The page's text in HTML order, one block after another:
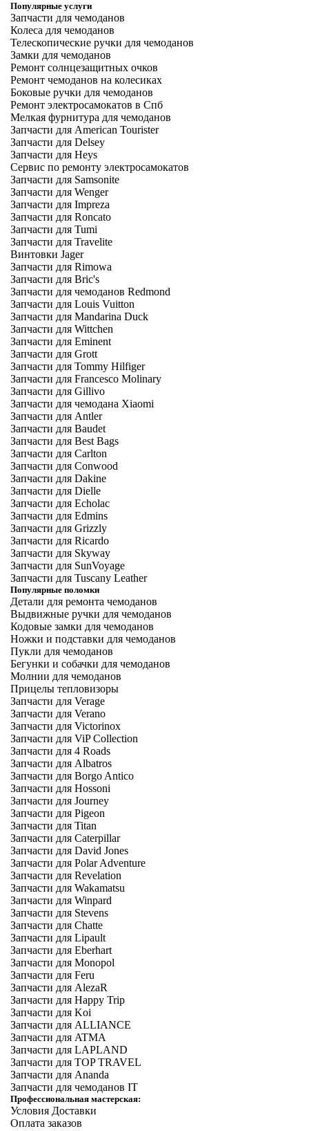
Популярные услуги
Запчасти для чемоданов
Колеса для чемоданов
Телескопические ручки для чемоданов
Замки для чемоданов
Ремонт солнцезащитных очков
Ремонт чемоданов на колесиках
Боковые ручки для чемоданов
Ремонт электросамокатов в Спб
Мелкая фурнитура для чемоданов
Запчасти для American Tourister
Запчасти для Delsey
Запчасти для Heys
Сервис по ремонту электросамокатов
Запчасти для Samsonite
Запчасти для Wenger
Запчасти для Impreza
Запчасти для Roncato
Запчасти для Tumi
Запчасти для Travelite
Винтовки Jager
Запчасти для Rimowa
Запчасти для Bric's
Запчасти для чемоданов Redmond
Запчасти для Louis Vuitton
Запчасти для Mandarina Duck
Запчасти для Wittchen
Запчасти для Eminent
Запчасти для Grott
Запчасти для Tommy Hilfiger
Запчасти для Francesco Molinary
Запчасти для Gillivo
Запчасти для чемодана Xiaomi
Запчасти для Antler
Запчасти для Baudet
Запчасти для Best Bags
Запчасти для Carlton
Запчасти для Conwood
Запчасти для Dakine
Запчасти для Dielle
Запчасти для Echolac
Запчасти для Edmins
Запчасти для Grizzly
Запчасти для Ricardo
Запчасти для Skyway
Запчасти для SunVoyage
Запчасти для Tuscany Leather
Популярные поломки
Детали для ремонта чемоданов
Выдвижные ручки для чемоданов
Кодовые замки для чемоданов
Ножки и подставки для чемоданов
Пукли для чемоданов
Бегунки и собачки для чемоданов
Молнии для чемоданов
Прицелы тепловизоры
Запчасти для Verage
Запчасти для Verano
Запчасти для Victorinox
Запчасти для ViP Collection
Запчасти для 4 Roads
Запчасти для Albatros
Запчасти для Borgo Antico
Запчасти для Hossoni
Запчасти для Journey
Запчасти для Pigeon
Запчасти для Titan
Запчасти для Caterpillar
Запчасти для David Jones
Запчасти для Polar Adventure
Запчасти для Revelation
Запчасти для Wakamatsu
Запчасти для Winpard
Запчасти для Stevens
Запчасти для Chatte
Запчасти для Lipault
Запчасти для Eberhart
Запчасти для Monopol
Запчасти для Feru
Запчасти для AlezaR
Запчасти для Happy Trip
Запчасти для Koi
Запчасти для ALLIANCE
Запчасти для ATMA
Запчасти для LAPLAND
Запчасти для TOP TRAVEL
Запчасти для Ananda
Запчасти для чемоданов IT
Профессиональная мастерская:
Условия Доставки
Оплата заказов